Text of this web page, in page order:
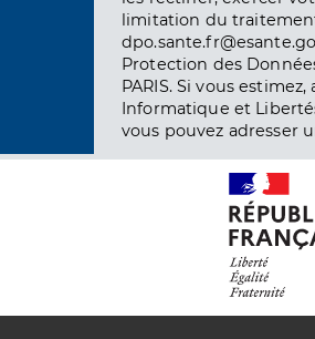
limitation du
Protection des
PARIS. Si vous
Informatique et
vous pouvez adresser